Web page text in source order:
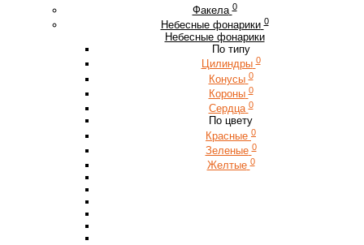
Факела 0
Небесные фонарики 0
Небесные фонарики
По типу
Цилиндры 0
Конусы 0
Короны 0
Сердца 0
По цвету
Красные 0
Зеленые 0
Желтые 0